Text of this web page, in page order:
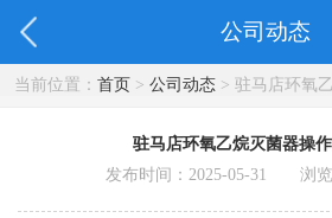
公司动态
当前位置： 首页> 公司动态> 驻马店环氧
驻马店环氧乙烷灭菌器操
发布时间：2025-05-31 浏